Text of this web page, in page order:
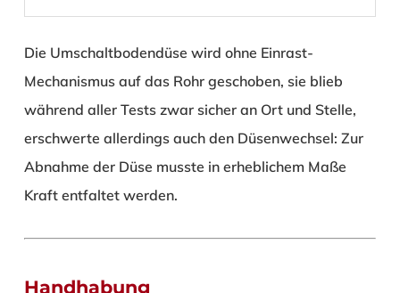
Die Umschaltbodendüse wird ohne Einrast-
Mechanismus auf das Rohr geschoben, sie blieb
während aller Tests zwar sicher an Ort und Stelle,
erschwerte allerdings auch den Düsenwechsel: Zur
Abnahme der Düse musste in erheblichem Maße
Kraft entfaltet werden.
Handhabung